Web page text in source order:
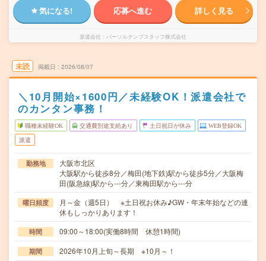
気になる! 応募へ進む 詳しく見る
派遣会社 パーソルテンプスタッフ株式会社
未読 掲載日 2026/08/07
＼10月開始×1600円／未経験OK！派遣会社で
のカンタン事務！
職種未経験OK 交通費別途支給あり 土日祝日が休み WEB登録OK
派遣
勤務地
大阪市北区
大阪駅から徒歩8分／梅田(地下鉄)駅から徒歩5分／大阪梅
田(阪急線)駅から---分／東梅田駅から---分
曜日頻度
月～金（週5日） ※土日祝お休み♪GW・年末年始などの連
休もしっかりあります！
時間 09:00～18:00(実働8時間 休憩1時間)
期間 2026年10月上旬～長期 ※10月～！